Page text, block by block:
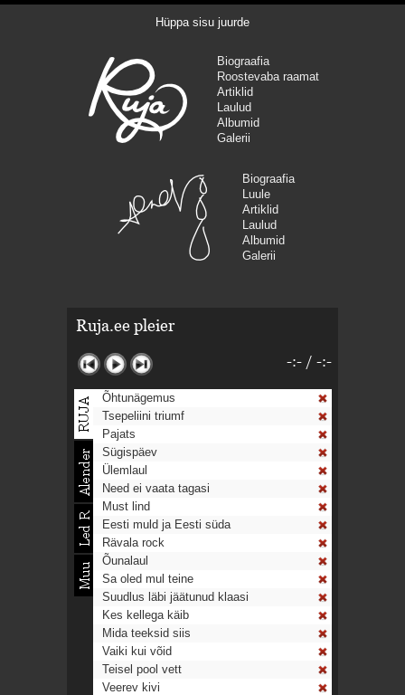
Hüppa sisu juurde
Biograafia
Roostevaba raamat
Artiklid
Laulud
Albumid
Galerii
Biograafia
Luule
Artiklid
Laulud
Albumid
Galerii
Ruja.ee pleier
-:- / -:-
Õhtunägemus
Tsepeliini triumf
Pajats
Sügispäev
Ülemlaul
Need ei vaata tagasi
Must lind
Eesti muld ja Eesti süda
Rävala rock
Õunalaul
Sa oled mul teine
Suudlus läbi jäätunud klaasi
Kes kellega käib
Mida teeksid siis
Vaiki kui võid
Teisel pool vett
Veerev kivi